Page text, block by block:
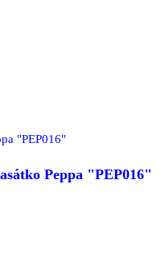
Peppa "PEP016"